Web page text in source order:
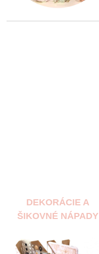
DEKORÁCIE A
ŠIKOVNÉ NÁPADY